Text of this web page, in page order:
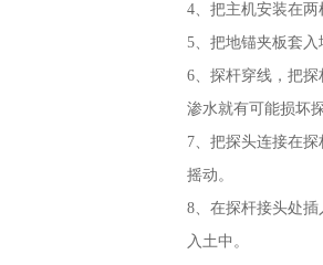
4、把主机安装在
5、把地锚夹板套
6、探杆穿线，把
渗水就有可能损坏
7、把探头连接在
摇动。
8、在探杆接头处
入土中。